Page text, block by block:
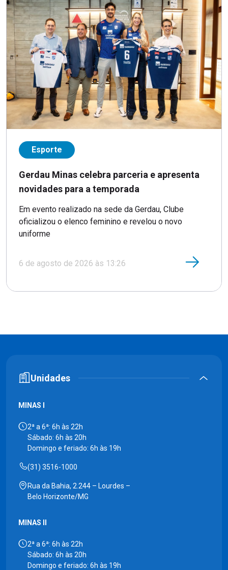
Esporte
Gerdau Minas celebra parceria e apresenta
novidades para a temporada
Em evento realizado na sede da Gerdau, Clube
oficializou o elenco feminino e revelou o novo
uniforme
6 de agosto de 2026 às 13:26
Unidades
MINAS I
2ª a 6ª: 6h às 22h
Sábado: 6h às 20h
Domingo e feriado: 6h às 19h
(31) 3516-1000
Rua da Bahia, 2.244 – Lourdes –
Belo Horizonte/MG
MINAS II
2ª a 6ª: 6h às 22h
Sábado: 6h às 20h
Domingo e feriado: 6h às 19h